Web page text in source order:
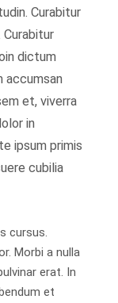
Curabitur
dictum
accumsan
et, viverra
in
ipsum primis
cubilia
cursus.
Morbi a nulla
erat. In
et